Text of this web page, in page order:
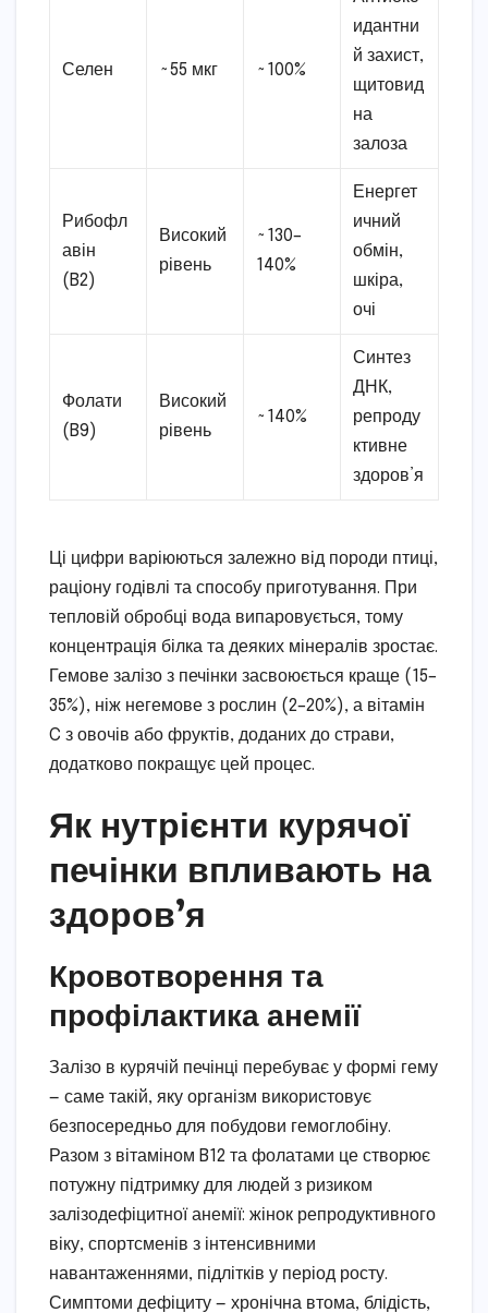
Селен ~55 мкг ~100%
идантни
й захист,
щитовид
на
залоза
Рибофл
авін
(B2)
Високий
рівень
~130–
140%
Енергет
ичний
обмін,
шкіра,
очі
Фолати
(B9)
Високий
рівень
~140%
Синтез
ДНК,
репроду
ктивне
здоров’я
Ці цифри варіюються залежно від породи птиці,
раціону годівлі та способу приготування. При
тепловій обробці вода випаровується, тому
концентрація білка та деяких мінералів зростає.
Гемове залізо з печінки засвоюється краще (15–
35%), ніж негемове з рослин (2–20%), а вітамін
C з овочів або фруктів, доданих до страви,
додатково покращує цей процес.
Як нутрієнти курячої
печінки впливають на
здоров’я
Кровотворення та
профілактика анемії
Залізо в курячій печінці перебуває у формі гему
— саме такій, яку організм використовує
безпосередньо для побудови гемоглобіну.
Разом з вітаміном B12 та фолатами це створює
потужну підтримку для людей з ризиком
залізодефіцитної анемії: жінок репродуктивного
віку, спортсменів з інтенсивними
навантаженнями, підлітків у період росту.
Симптоми дефіциту — хронічна втома, блідість,